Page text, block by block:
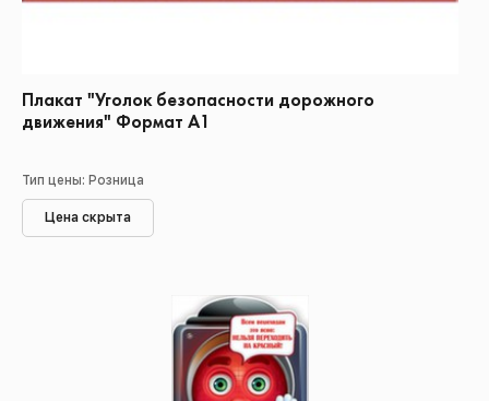
Плакат "Уголок безопасности дорожного
движения" Формат А1
Тип цены: Розница
Цена скрыта